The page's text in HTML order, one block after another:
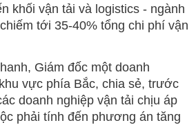
khối vận tải và logistics - ngành
tới 35-40% tổng chi phí vận
Giám đốc một doanh
vực phía Bắc, chia sẻ, trước
doanh nghiệp vận tải chịu áp
phải tính đến phương án tăng